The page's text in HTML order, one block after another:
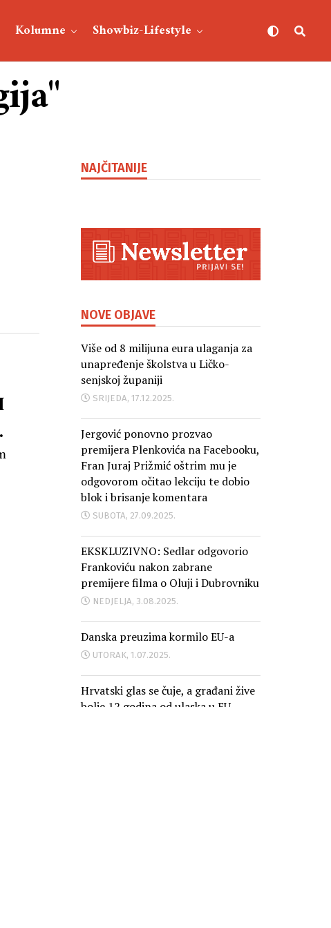
Kolumne Showbiz-Lifestyle
NAJČITANIJE
NOVE OBJAVE
Više od 8 milijuna eura ulaganja za
unapređenje školstva u Ličko-
senjskoj županiji
SRIJEDA, 17.12.2025.
Jergović ponovno prozvao
premijera Plenkovića na Facebooku,
Fran Juraj Prižmić oštrim mu je
odgovorom očitao lekciju te dobio
blok i brisanje komentara
SUBOTA, 27.09.2025.
EKSKLUZIVNO: Sedlar odgovorio
Frankoviću nakon zabrane
premijere filma o Oluji i Dubrovniku
NEDJELJA, 3.08.2025.
Danska preuzima kormilo EU-a
UTORAK, 1.07.2025.
Hrvatski glas se čuje, a građani žive
bolje 12 godina od ulaska u EU